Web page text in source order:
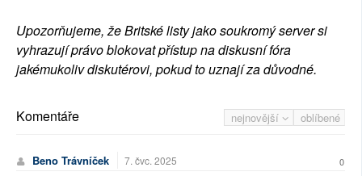
Upozorňujeme, že Britské listy jako soukromý server si
vyhrazují právo blokovat přístup na diskusní fóra
jakémukoliv diskutérovi, pokud to uznají za důvodné.
nejnovější oblíbené
Komentáře
Beno Trávníček 7. čvc. 2025 0